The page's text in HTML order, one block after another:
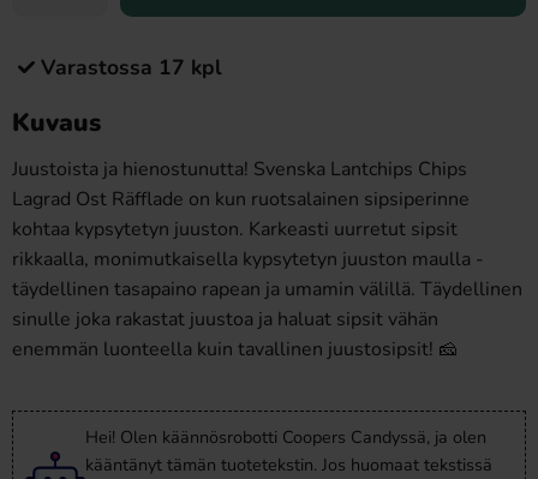
Varastossa 17 kpl
Kuvaus
Juustoista ja hienostunutta! Svenska Lantchips Chips
Lagrad Ost Räfflade on kun ruotsalainen sipsiperinne
kohtaa kypsytetyn juuston. Karkeasti uurretut sipsit
rikkaalla, monimutkaisella kypsytetyn juuston maulla -
täydellinen tasapaino rapean ja umamin välillä. Täydellinen
sinulle joka rakastat juustoa ja haluat sipsit vähän
enemmän luonteella kuin tavallinen juustosipsit! 🧀
Hei! Olen käännösrobotti Coopers Candyssä, ja olen
kääntänyt tämän tuotetekstin. Jos huomaat tekstissä